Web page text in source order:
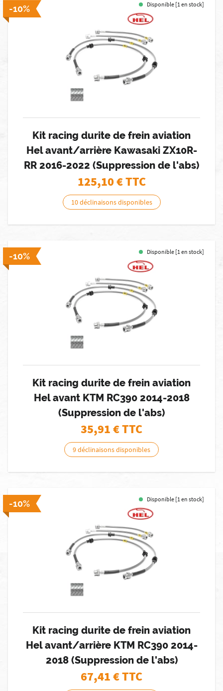
-10% Disponible [1 en stock]
Kit racing durite de frein aviation
Hel avant/arrière Kawasaki ZX10R-
RR 2016-2022 (Suppression de l'abs)
125,10€ TTC
10 déclinaisons disponibles
-10% Disponible [1 en stock]
Kit racing durite de frein aviation
Hel avant KTM RC390 2014-2018
(Suppression de l'abs)
35,91€ TTC
9 déclinaisons disponibles
-10% Disponible [1 en stock]
Kit racing durite de frein aviation
Hel avant/arrière KTM RC390 2014-
2018 (Suppression de l'abs)
67,41€ TTC